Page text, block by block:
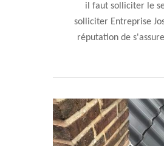
il faut solliciter le
solliciter Entreprise
réputation de